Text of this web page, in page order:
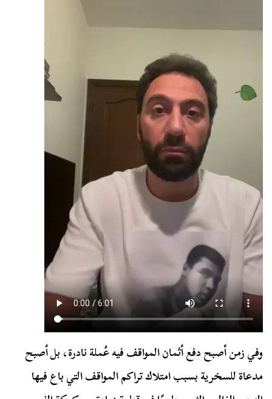
وفي زمن أصبح دفع أثمان المواقف فيه عُملة نادرة، بل أصبح
مدعاة للسخرية بسبب امتلاك تراكم المواقف التي باع فيها